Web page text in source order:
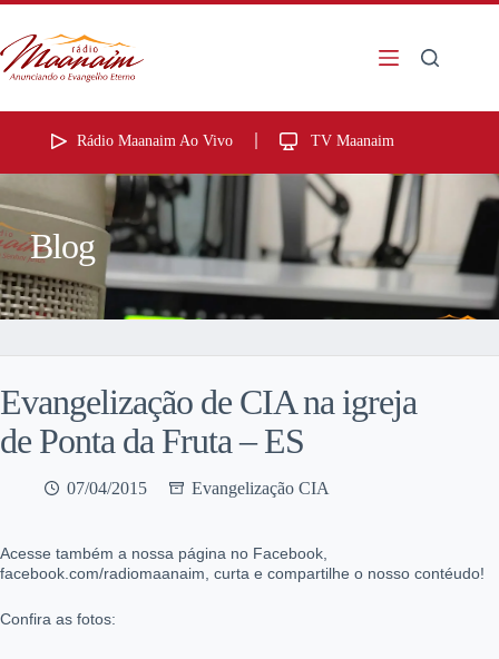
Rádio Maanaim Ao Vivo TV Maanaim
Blog
Evangelização de CIA na igreja
de Ponta da Fruta – ES
07/04/2015 Evangelização CIA
Acesse também a nossa página no Facebook,
facebook.com/radiomaanaim, curta e compartilhe o nosso contéudo!
Confira as fotos: